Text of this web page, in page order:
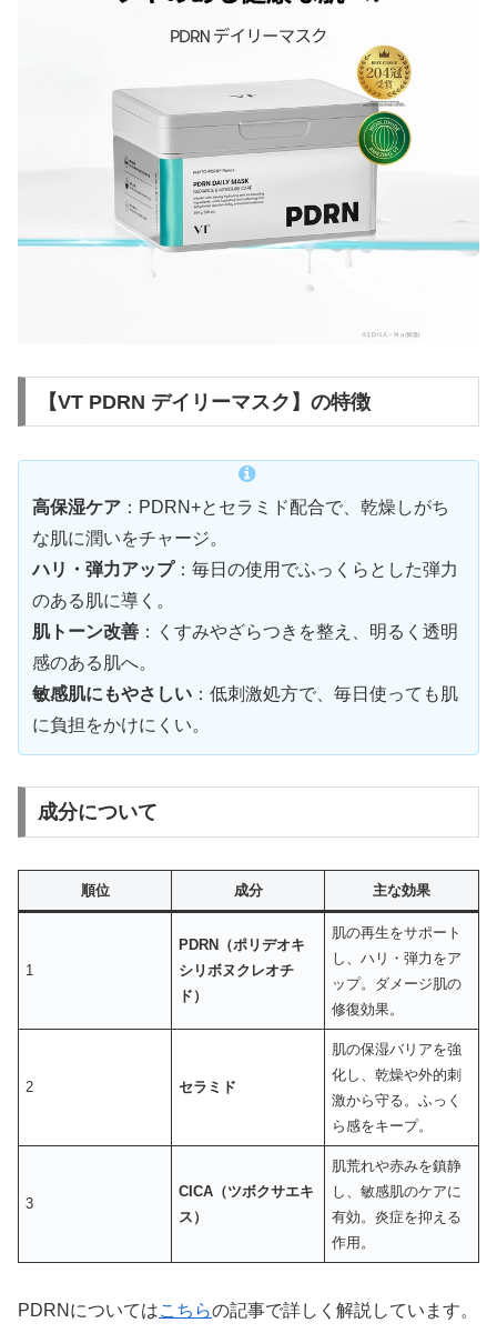
【VT PDRN デイリーマスク】の特徴
高保湿ケア ：PDRN+とセラミド配合で、乾燥しがち
な肌に潤いをチャージ。
ハリ・弾力アップ：毎日の使用でふっくらとした弾力
のある肌に導く。
肌トーン改善 ：くすみやざらつきを整え、明るく透明
感のある肌へ。
敏感肌にもやさしい ：低刺激処方で、毎日使っても肌
に負担をかけにくい。
成分について
順位 成分 主な効果
1
PDRN（ポリデオキ
シリボヌクレオチ
ド）
肌の再生をサポート
し、ハリ・弾力をア
ップ。ダメージ肌の
修復効果。
2 セラミド
肌の保湿バリアを強
化し、乾燥や外的刺
激から守る。ふっく
ら感をキープ。
3
CICA（ツボクサエキ
ス）
肌荒れや赤みを鎮静
し、敏感肌のケアに
有効。炎症を抑える
作用。
PDRNについてはこちらの記事で詳しく解説しています。